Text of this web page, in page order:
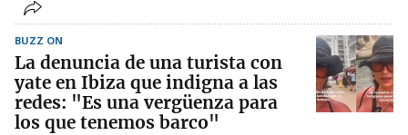
BUZZ ON
La denuncia de una turista con
yate en Ibiza que indigna a las
redes: "Es una vergüenza para
los que tenemos barco"